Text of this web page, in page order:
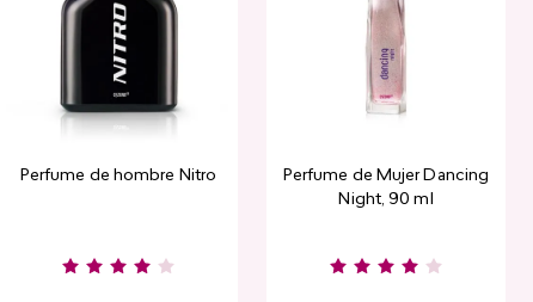
Perfume de hombre Nitro
Perfume de Mujer Dancing
Night, 90 ml